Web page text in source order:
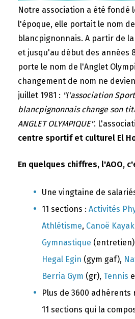
Notre association a été fondé
l'époque, elle portait le nom
blancpignonnais. A partir de
et jusqu'au début des années
porte le nom de l'Anglet
changement de nom ne
juillet 1981 : "l'association
blancpignonnais change son
ANGLET OLYMPIQUE".
centre sportif et culturel El
En quelques chiffres, l'AOO,
Une vingtaine de
11 sections : Activités
Athlétisme, Canoë Kayak
Gymnastique (entretien)
Hegal Egin (gym gaf),
Berria Gym (gr), Tennis
Plus de 3600
11 sections qui la